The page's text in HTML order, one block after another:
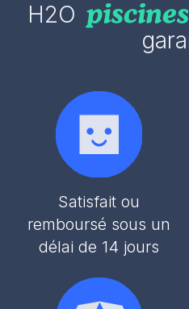
H2O
Satisfait ou
remboursé sous un
délai de 14 jours